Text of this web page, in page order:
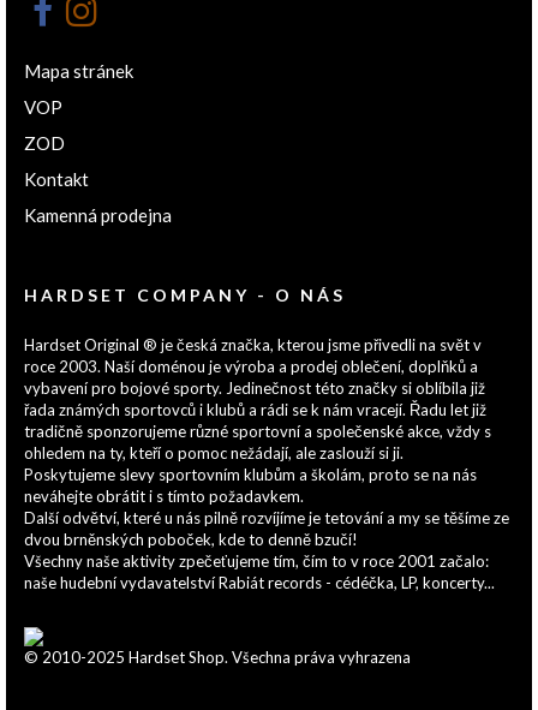
Mapa stránek
VOP
ZOD
Kontakt
Kamenná prodejna
HARDSET COMPANY - O NÁS
Hardset Original ® je česká značka, kterou jsme přivedli na svět v
roce 2003. Naší doménou je výroba a prodej oblečení, doplňků a
vybavení pro bojové sporty. Jedinečnost této značky si oblíbila již
řada známých sportovců i klubů a rádi se k nám vracejí. Řadu let již
tradičně sponzorujeme různé sportovní a společenské akce, vždy s
ohledem na ty, kteří o pomoc nežádají, ale zaslouží si ji.
Poskytujeme slevy sportovním klubům a školám, proto se na nás
neváhejte obrátit i s tímto požadavkem.
Další odvětví, které u nás pilně rozvíjíme je tetování a my se těšíme ze
dvou brněnských poboček, kde to denně bzučí!
Všechny naše aktivity zpečeťujeme tím, čím to v roce 2001 začalo:
naše hudební vydavatelství Rabiát records - cédéčka, LP, koncerty...
© 2010-2025 Hardset Shop. Všechna práva vyhrazena